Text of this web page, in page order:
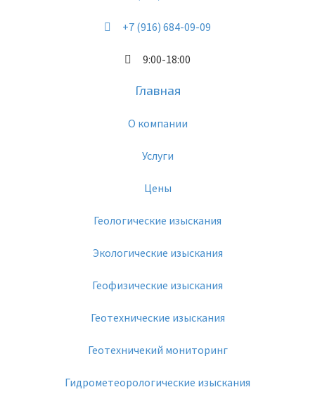
+7 (916) 684-09-09
9:00-18:00
Главная
О компании
Услуги
Цены
Геологические изыскания
Экологические изыскания
Геофизические изыскания
Геотехнические изыскания
Геотехничекий мониторинг
Гидрометеорологические изыскания